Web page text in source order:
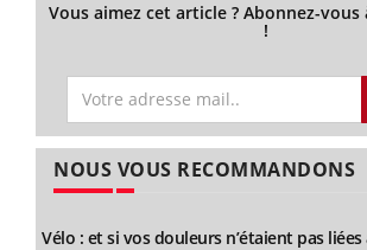
Vous aimez cet article ? Abonnez-
!
NOUS VOUS RECOMMANDONS
Vélo : et si vos douleurs n’étaient pas liées